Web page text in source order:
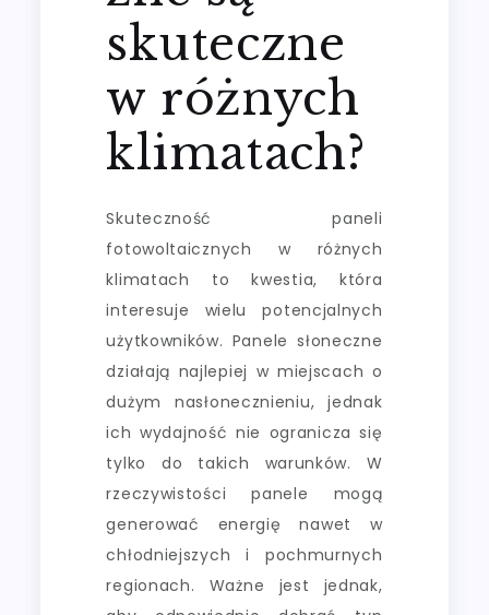
skuteczne
w różnych
klimatach?
Skuteczność paneli
fotowoltaicznych w różnych
klimatach to kwestia, która
interesuje wielu potencjalnych
użytkowników. Panele słoneczne
działają najlepiej w miejscach o
dużym nasłonecznieniu, jednak
ich wydajność nie ogranicza się
tylko do takich warunków. W
rzeczywistości panele mogą
generować energię nawet w
chłodniejszych i pochmurnych
regionach. Ważne jest jednak,